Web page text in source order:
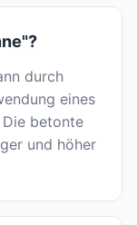
durch
eines
betonte
und höher